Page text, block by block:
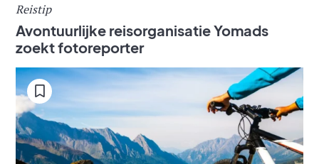
Reistip
Avontuurlijke reisorganisatie Yomads
zoekt fotoreporter